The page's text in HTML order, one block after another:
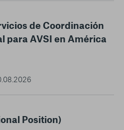
de Coordinación
para AVSI en América
Position)